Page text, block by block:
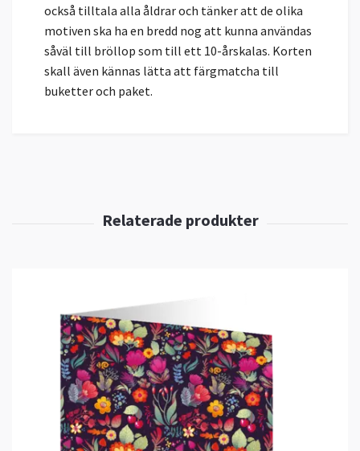
också tilltala alla åldrar och tänker att de olika
motiven ska ha en bredd nog att kunna användas
såväl till bröllop som till ett 10-årskalas. Korten
skall även kännas lätta att färgmatcha till
buketter och paket.